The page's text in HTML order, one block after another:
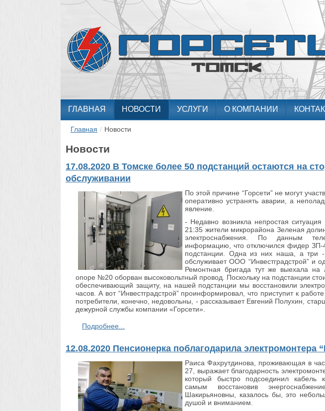
ГЛАВНАЯ НОВОСТИ УСЛУГИ О КОМПАНИИ
Главная / Новости
Новости
17.08.2020 В Томске более 50 подстанций остаются на
обслуживании
По этой причине “Горсети” не могут
оперативно устранять аварии, а
явление.
- Недавно возникла непростая
21:35 жители микрорайона Зеленая
электроснабжения. По данным
информацию, что отключился фидер
подстанции. Одна из них наша, а три
обслуживает ООО “Инвестградстрой” и
Ремонтная бригада тут же выехала на
опоре №20 оборван высоковольтный провод. Поскольку на подстанции
обеспечивающий защиту, на нашей подстанции мы восстановили
часов. А вот “Инвестградстрой” проинформировал, что приступит к
потребители, конечно, недовольны, - рассказывает Евгений Полухин,
дежурной службы компании «Горсети».
Подробнее...
12.08.2020 Пенсионерка поблагодарила электромонтера
Раиса Фахрутдинова, проживающая в
27, выражает благодарность
который быстро подсоединил кабель
самым восстановив
Шакирьяновны, казалось бы, это
душой и вниманием.